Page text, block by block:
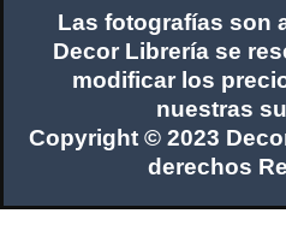
Las fotografías son
Decor Librería se
modificar los
nuestras
Copyright © 2023
derechos